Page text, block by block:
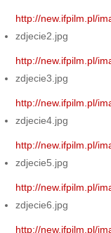
http://new.ifpilm.pl/
zdjecie2.jpg
http://new.ifpilm.pl/
zdjecie3.jpg
http://new.ifpilm.pl/
zdjecie4.jpg
http://new.ifpilm.pl/
zdjecie5.jpg
http://new.ifpilm.pl/
zdjecie6.jpg
http://new.ifpilm.pl/